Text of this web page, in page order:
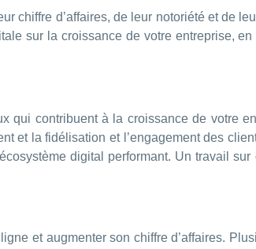
chiffre d’affaires, de leur notoriété et de
sur la croissance de votre entreprise,
qui contribuent à la croissance de votre
et la fidélisation et l’engagement des
digital performant. Un travail sur
et augmenter son chiffre d’affaires.